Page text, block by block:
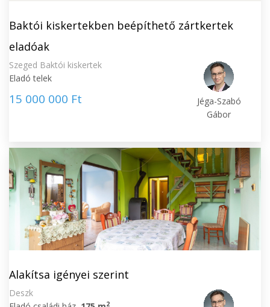
Baktói kiskertekben beépíthető zártkertek
eladóak
Szeged Baktói kiskertek
Eladó telek
15 000 000 Ft
Jéga-Szabó
Gábor
Alakítsa igényei szerint
Deszk
2